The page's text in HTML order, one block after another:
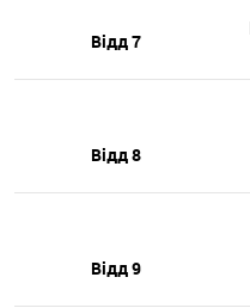
Відд 7
Відд 8
Відд 9